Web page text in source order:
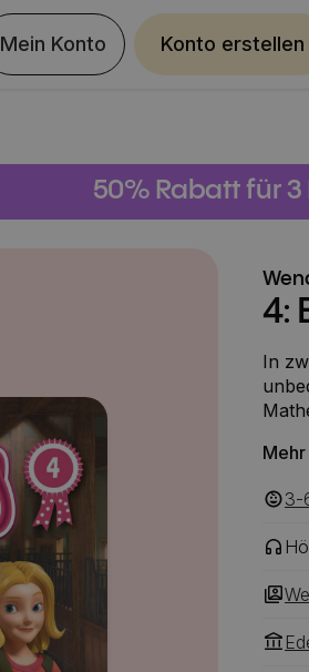
Mein Konto Konto erstellen
50% Rabatt für
4:
In
3-